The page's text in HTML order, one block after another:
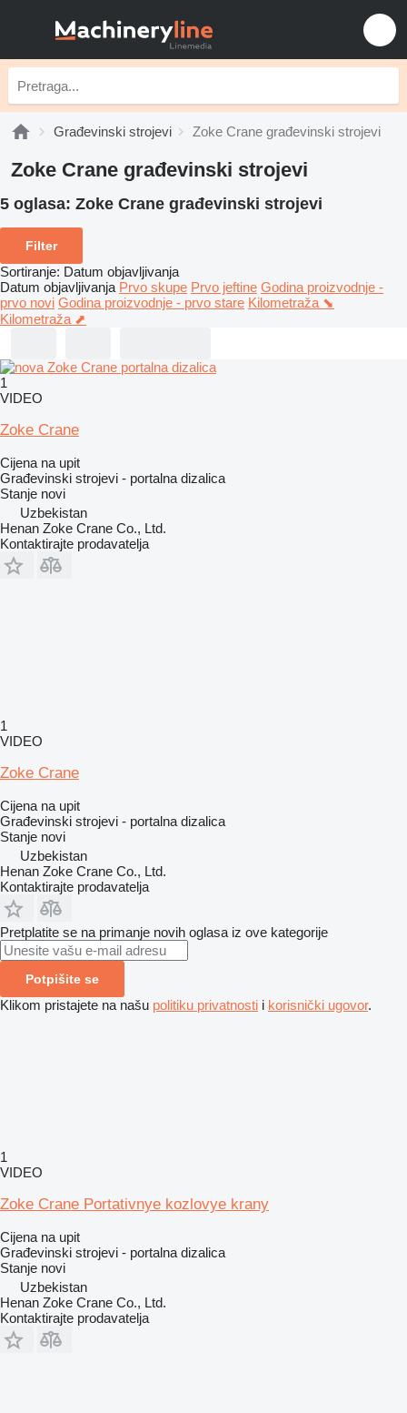
Građevinski strojevi Zoke Crane građevinski strojevi
Zoke Crane građevinski strojevi
5 oglasa: Zoke Crane građevinski strojevi
Filter
Sortiranje: Datum objavljivanja
Datum objavljivanja Prvo skupe Prvo jeftine Godina proizvodnje -
prvo novi Godina proizvodnje - prvo stare Kilometraža ⬊
Kilometraža ⬈
1
VIDEO
Zoke Crane
Cijena na upit
Građevinski strojevi - portalna dizalica
Stanje novi
Uzbekistan
Henan Zoke Crane Co., Ltd.
Kontaktirajte prodavatelja
1
VIDEO
Zoke Crane
Cijena na upit
Građevinski strojevi - portalna dizalica
Stanje novi
Uzbekistan
Henan Zoke Crane Co., Ltd.
Kontaktirajte prodavatelja
Pretplatite se na primanje novih oglasa iz ove kategorije
Potpišite se
Klikom pristajete na našu politiku privatnosti i korisnički ugovor.
1
VIDEO
Zoke Crane Portativnye kozlovye krany
Cijena na upit
Građevinski strojevi - portalna dizalica
Stanje novi
Uzbekistan
Henan Zoke Crane Co., Ltd.
Kontaktirajte prodavatelja